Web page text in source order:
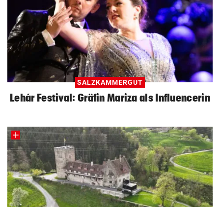
SALZKAMMERGUT
Lehár Festival: Gräfin Mariza als Influencerin